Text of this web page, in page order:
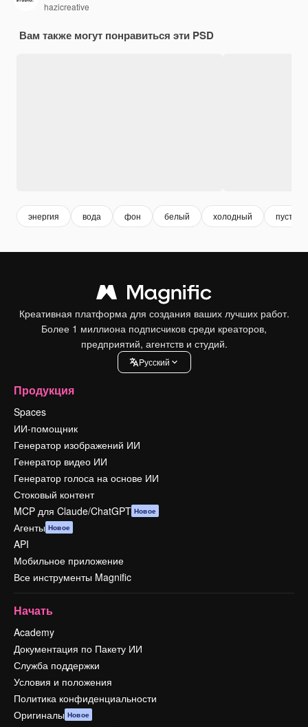
hazicreative
Вам также могут понравиться эти PSD
энергия вода фон белый холодный пустой
Креативная платформа для создания ваших лучших работ.
Более 1 миллиона подписчиков среди креаторов,
предприятий, агентств и студий.
Pусский
Продукция
Spaces
ИИ-помощник
Генератор изображений ИИ
Генератор видео ИИ
Генератор голоса на основе ИИ
Стоковый контент
MCP для Claude/ChatGPT Новое
Агенты Новое
API
Мобильное приложение
Все инструменты Magnific
Начать
Academy
Документация по Пакету ИИ
Служба поддержки
Условия и положения
Политика конфиденциальности
Оригиналы Новое